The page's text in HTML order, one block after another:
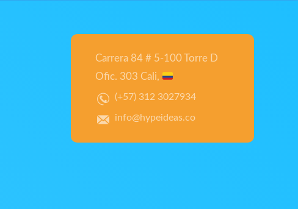
Carrera 84 # 5-100 Torre D
Ofic. 303 Cali,
(+57) 312 3027934
info@hypeideas.co